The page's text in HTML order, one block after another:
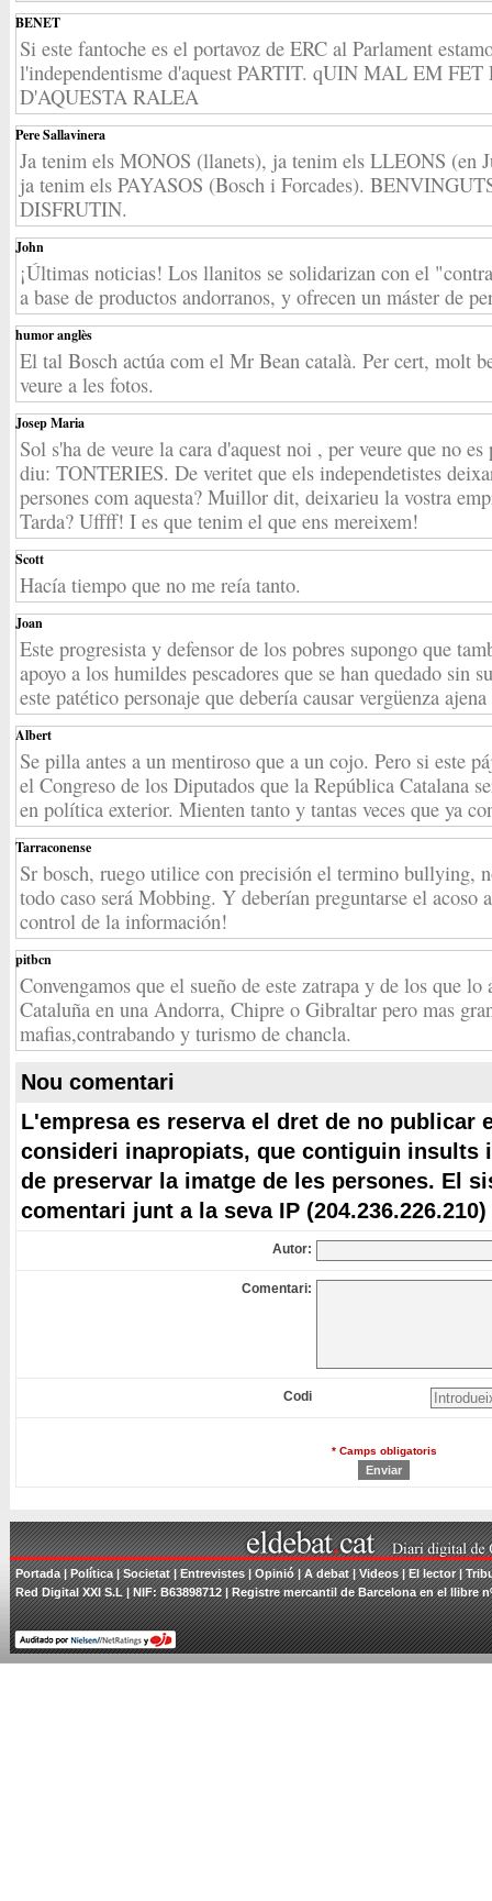
BENET
Si este fantoche es el portavoz de ERC al Parlament
l'independentisme d'aquest PARTIT. qUIN MAL EM
D'AQUESTA RALEA
Pere Sallavinera
Ja tenim els MONOS (llanets), ja tenim els LLEONS (en
ja tenim els PAYASOS (Bosch i Forcades).
DISFRUTIN.
John
¡Últimas noticias! Los llanitos se solidarizan con el
a base de productos andorranos, y ofrecen un máster de
humor anglès
El tal Bosch actúa com el Mr Bean català. Per cert, molt
veure a les fotos.
Josep Maria
Sol s'ha de veure la cara d'aquest noi , per veure que no
diu: TONTERIES. De veritet que els independetistes
persones com aquesta? Muillor dit, deixarieu la vostra
Tarda? Uffff! I es que tenim el que ens mereixem!
Scott
Hacía tiempo que no me reía tanto.
Joan
Este progresista y defensor de los pobres supongo que
apoyo a los humildes pescadores que se han quedado sin
este patético personaje que debería causar vergüenza
Albert
Se pilla antes a un mentiroso que a un cojo. Pero si este
el Congreso de los Diputados que la República Catalana
en política exterior. Mienten tanto y tantas veces que ya
Tarraconense
Sr bosch, ruego utilice con precisión el termino bullying,
todo caso será Mobbing. Y deberían preguntarse el acoso
control de la información!
pitbcn
Convengamos que el sueño de este zatrapa y de los que lo
Cataluña en una Andorra, Chipre o Gibraltar pero mas
mafias,contrabando y turismo de chancla.
Nou comentari
L'empresa es reserva el dret de no publicar
consideri inapropiats, que contiguin insults
de preservar la imatge de les persones. El
comentari junt a la seva IP (204.236.226.210)
Autor:
Comentari:
Codi
* Camps obligatoris
Portada|Política|Societat|Entrevistes|Opinió|A debat|Videos|El lector|
Red Digital XXI S.L | NIF: B63898712 | Registre mercantil de Barcelona en el llibre